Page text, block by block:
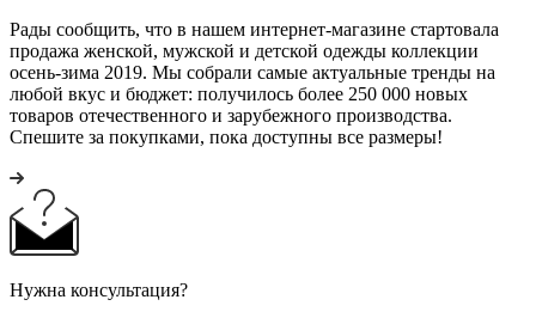
Рады сообщить, что в нашем интернет-магазине стартовала
продажа женской, мужской и детской одежды коллекции
осень-зима 2019. Мы собрали самые актуальные тренды на
любой вкус и бюджет: получилось более 250 000 новых
товаров отечественного и зарубежного производства.
Спешите за покупками, пока доступны все размеры!
Нужна консультация?